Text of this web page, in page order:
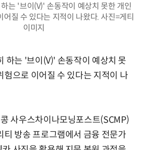
는 '브이(V)' 손동작이 예상치 못한 개인
어질 수 있다는 지적이 나왔다. 사진=게티
이미지
하는 '브이(V)' 손동작이 예상치 못
험으로 이어질 수 있다는 지적이 나
사우스차이나모닝포스트(SCMP)
티 방송 프로그램에서 금융 전문가